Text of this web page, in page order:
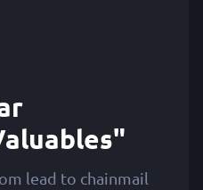
lead to chainmail